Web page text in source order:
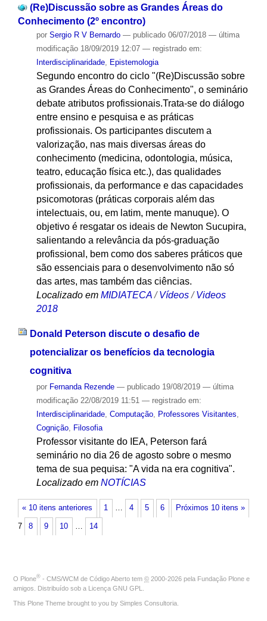
(Re)Discussão sobre as Grandes Áreas do
Conhecimento (2º encontro)
por Sergio R V Bernardo — publicado06/07/2018 — última
modificação18/09/2019 12:07 — registrado em:
Interdisciplinaridade, Epistemologia
Segundo encontro do ciclo "(Re)Discussão sobre
as Grandes Áreas do Conhecimento", o seminário
debate atributos profissionais.Trata-se do diálogo
entre ensino e pesquisa e as práticas
profissionais. Os participantes discutem a
valorização, nas mais diversas áreas do
conhecimento (medicina, odontologia, música,
teatro, educação física etc.), das qualidades
profissionais, da performance e das capacidades
psicomotoras (práticas corporais além das
intelectuais, ou, em latim, mente manuque). O
objetivo é resgatar os ideais de Newton Sucupira,
salientando a relevância da pós-graduação
profissional, bem como dos saberes práticos que
são essenciais para o desenvolvimento não só
das artes, mas também das ciências.
Localizado em MIDIATECA /Vídeos /Videos
2018
Donald Peterson discute o desafio de
potencializar os benefícios da tecnologia
cognitiva
por Fernanda Rezende — publicado19/08/2019 — última
modificação22/08/2019 11:51 — registrado em:
Interdisciplinaridade, Computação, Professores Visitantes,
Cognição, Filosofia
Professor visitante do IEA, Peterson fará
seminário no dia 26 de agosto sobre o mesmo
tema de sua pequisa: "A vida na era cognitiva".
Localizado em NOTÍCIAS
« 10 itens anteriores Próximos 10 itens »
1 … 4 5 6
7 8 9 10 … 14
O Plone® - CMS/WCM de Código Aberto tem © 2000-2026 pela Fundação Plone e
amigos. Distribuído sob a Licença GNU GPL
This Plone Theme brought to you by Simples Consultoria